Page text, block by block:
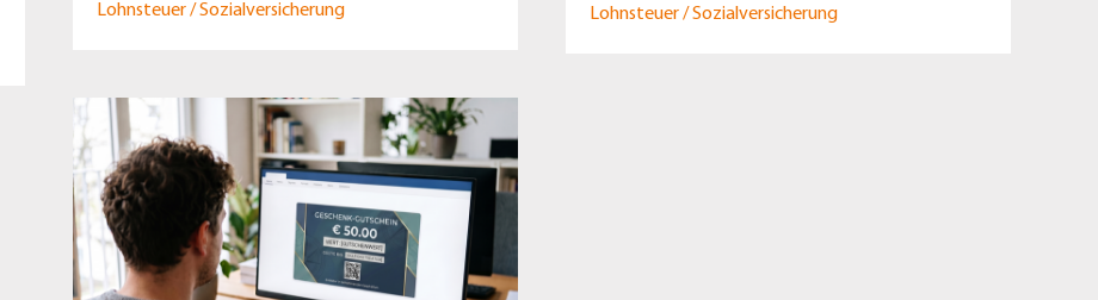
Lohnsteuer / Sozialversicherung Lohnsteuer / Sozialversicherung